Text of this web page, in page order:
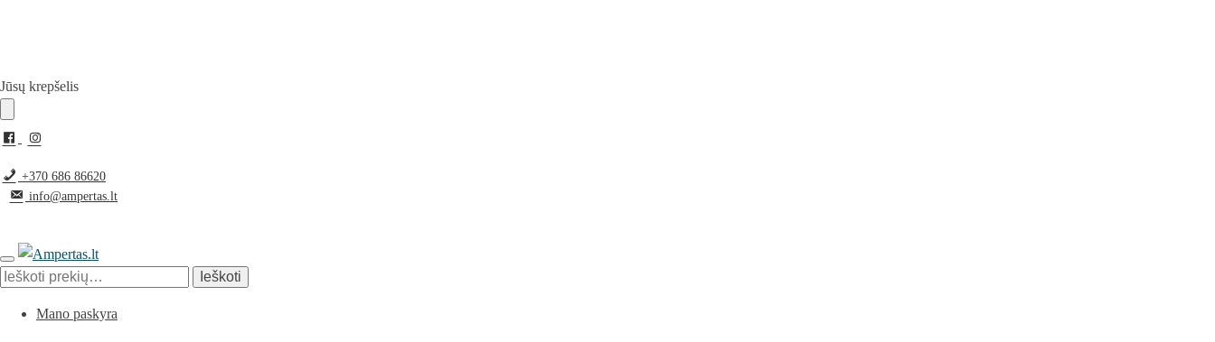
Jūsų krepšelis
+370 686 86620
info@ampertas.lt
Ieškoti
Mano paskyra